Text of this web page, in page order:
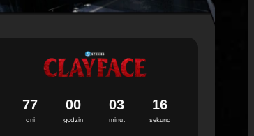
dni
77
godzin
00
minut
03
sekund
15